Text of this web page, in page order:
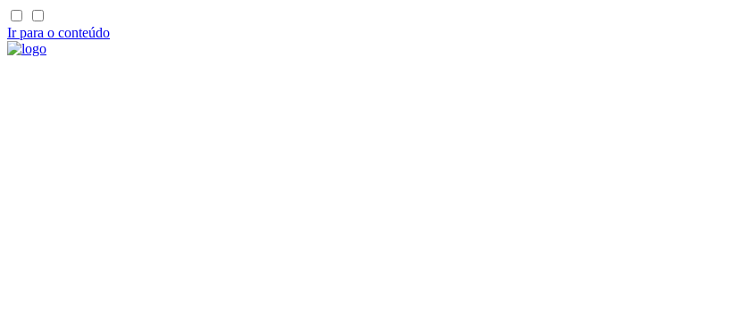
Ir para o conteúdo